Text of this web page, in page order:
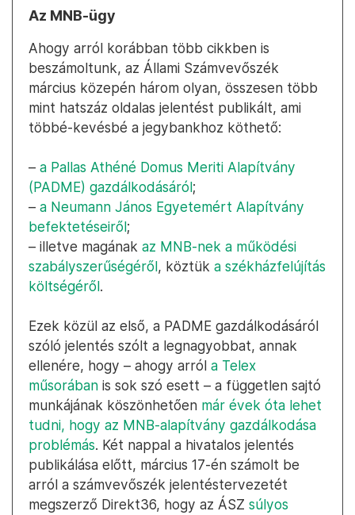
Az MNB-ügy
Ahogy arról korábban több cikkben is
beszámoltunk, az Állami Számvevőszék
március közepén három olyan, összesen több
mint hatszáz oldalas jelentést publikált, ami
többé-kevésbé a jegybankhoz köthető:
– a Pallas Athéné Domus Meriti Alapítvány
(PADME) gazdálkodásáról;
– a Neumann János Egyetemért Alapítvány
befektetéseiről;
– illetve magának az MNB-nek a működési
szabályszerűségéről, köztük a székházfelújítás
költségéről.
Ezek közül az első, a PADME gazdálkodásáról
szóló jelentés szólt a legnagyobbat, annak
ellenére, hogy – ahogy arról a Telex
műsorában is sok szó esett – a független sajtó
munkájának köszönhetően már évek óta lehet
tudni, hogy az MNB-alapítvány gazdálkodása
problémás. Két nappal a hivatalos jelentés
publikálása előtt, március 17-én számolt be
arról a számvevőszék jelentéstervezetét
megszerző Direkt36, hogy az ÁSZ súlyos